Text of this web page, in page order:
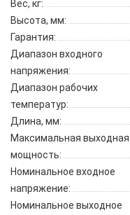
Вес, кг:
Высота, мм:
Гарантия:
Диапазон входного
напряжения:
Диапазон рабочих
температур:
Длина, мм:
Максимальная выходная
мощность:
Номинальное входное
напряжение:
Номинальное выходное